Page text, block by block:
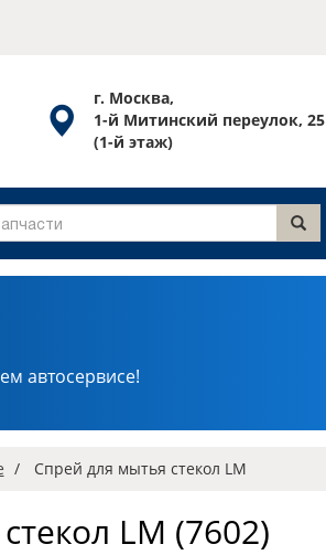
автосервисе!
Спрей для мытья стекол LM
LM (7602)
Посмотреть
схему
проезда
г. Москва,
1-й Митинский переулок, 25
(1-й этаж)